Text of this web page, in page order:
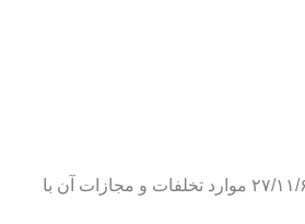
و طبق ماده ۲۹ آئین نامه های بند ۴ ماده ۶ و تبصره ۲ ماده ۶ و مواد ۱۴- ۱۷-۱۹-۲۰-۲۴-۲۸-۳۷ و ۵۳ قانون دفاتر اسناد رسمی و کانون سردفتران و دفتریاران مصوب ۲۷/۱۱/۶۰ موارد تخلفات و مجازات آن با